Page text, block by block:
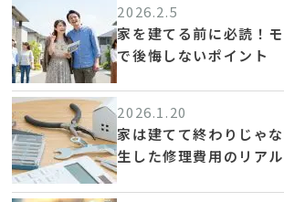
2026.2.5
家を建てる前に必読！
で後悔しないポイント
2026.1.20
家は建てて終わりじゃ
生した修理費用のリアル